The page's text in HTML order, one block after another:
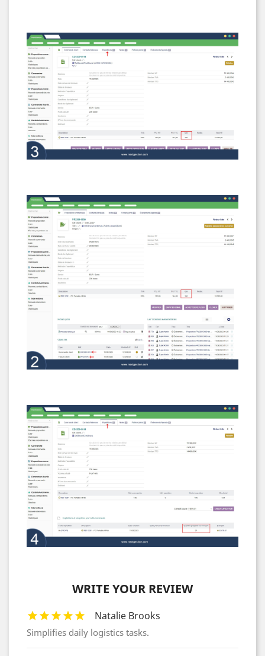
WRITE YOUR REVIEW
Natalie Brooks
Simplifies daily logistics tasks.